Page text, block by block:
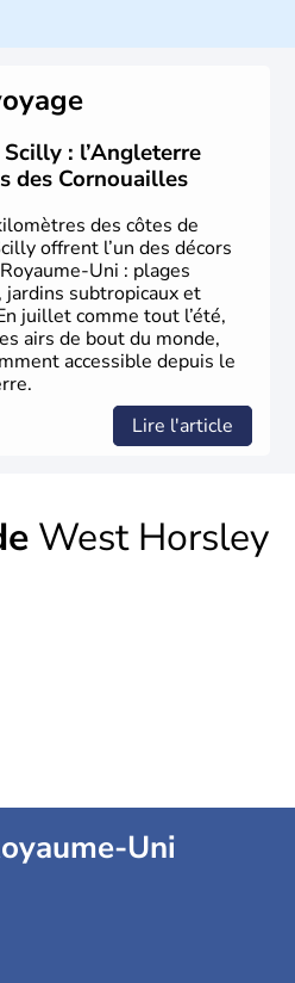
quatre nations constitutives du
de plus de 50 millions
constitue à elle seule, près de
Le pays s’est créé au
nom desAngles
terres. Première démocratie
elle doit son développement à
siècle.
: l’Angleterre
des Cornouailles
des côtes de
offrent l’un des décors
Uni : plages
subtropicaux et
juillet comme tout l’été,
airs de bout du monde,
accessible depuis le
Lire l'article
West Horsley
Uni